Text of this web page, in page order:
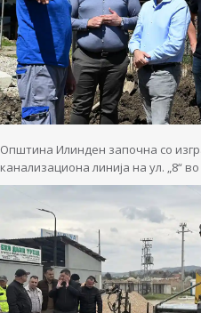
Општина Илинден започна со
канализациона линија на ул. „8“